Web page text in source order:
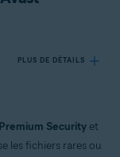
PLUS DE DÉTAILS
Security et
les fichiers rares ou